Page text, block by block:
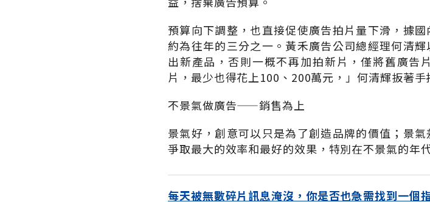
預算向下調整，也直接促使廣告拍片量下滑，據
約為往年的三分之一。黃禾廣告公司總經理何清
出新產品，否則一概不再加拍新片，僅將舊廣告
片，最少也得花上100、200萬元，」何清輝扳著手
不景氣做廣告——銷售為上
景氣好，創意可以只是為了創造品牌的價值；景
爭取最大的效率和最好的效果，特別在不景氣的年
每天被無數碎片訊息淹沒，你是否也急需找到一個